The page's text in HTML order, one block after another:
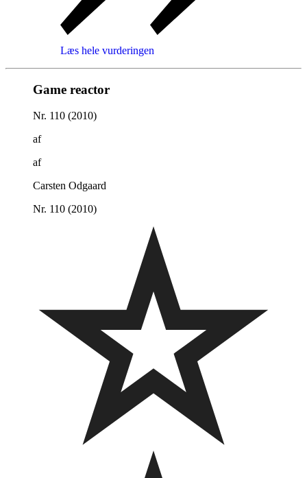
Læs hele vurderingen
Game reactor
Nr. 110 (2010)
af
af
Carsten Odgaard
Nr. 110 (2010)